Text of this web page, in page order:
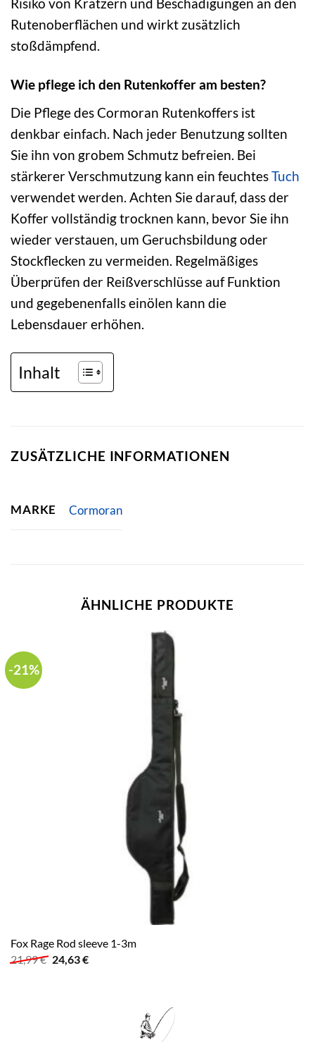
Risiko von Kratzern und Beschädigungen an den
Rutenoberflächen und wirkt zusätzlich
stoßdämpfend.
Wie pflege ich den Rutenkoffer am besten?
Die Pflege des Cormoran Rutenkoffers ist
denkbar einfach. Nach jeder Benutzung sollten
Sie ihn von grobem Schmutz befreien. Bei
stärkerer Verschmutzung kann ein feuchtesTuch
verwendet werden. Achten Sie darauf, dass der
Koffer vollständig trocknen kann, bevor Sie ihn
wieder verstauen, um Geruchsbildung oder
Stockflecken zu vermeiden. Regelmäßiges
Überprüfen der Reißverschlüsse auf Funktion
und gegebenenfalls einölen kann die
Lebensdauer erhöhen.
Inhalt
ZUSÄTZLICHE INFORMATIONEN
MARKE Cormoran
ÄHNLICHE PRODUKTE
-21%
Fox Rage Rod sleeve 1-3m
21,99€ Ursprünglicher
Preis
24,63€Aktueller